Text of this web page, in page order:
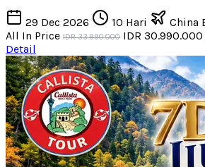
29 Dec 2026 10 Hari
China
All In Price IDR 33.990.000 IDR 30.990.000
Detail